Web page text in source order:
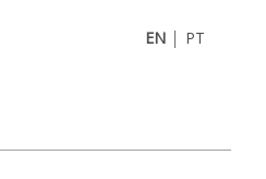
EN | PT